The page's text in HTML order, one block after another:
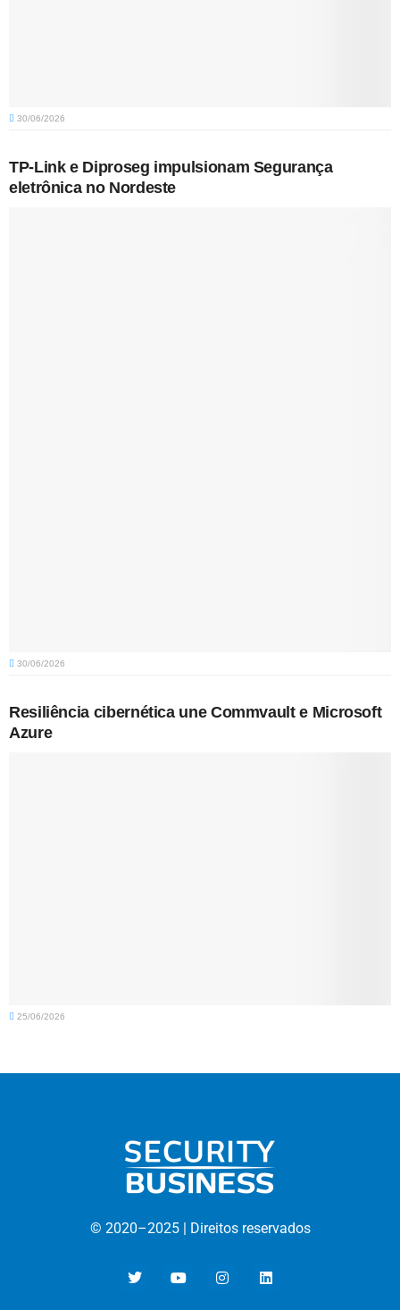
30/06/2026
TP-Link e Diproseg impulsionam Segurança
eletrônica no Nordeste
30/06/2026
Resiliência cibernética une Commvault e Microsoft
Azure
25/06/2026
© 2020–2025 | Direitos reservados